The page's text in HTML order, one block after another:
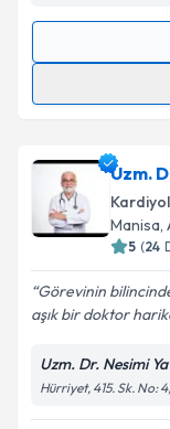
Randevu
için bir takvim
E-posta
Metni'ni
Uzm.
Manisa,
5 (24
Görevinin
aşık bir doktor
Uzm. Dr. Nesimi
Hürriyet, 415. Sk. No: